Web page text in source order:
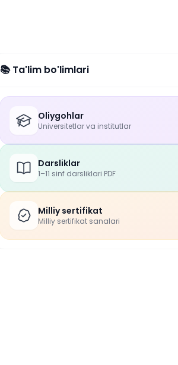
📚 Ta'lim bo'limlari
Oliygohlar
Universitetlar va institutlar
Darsliklar
1–11 sinf darsliklari PDF
Milliy sertifikat
Milliy sertifikat sanalari